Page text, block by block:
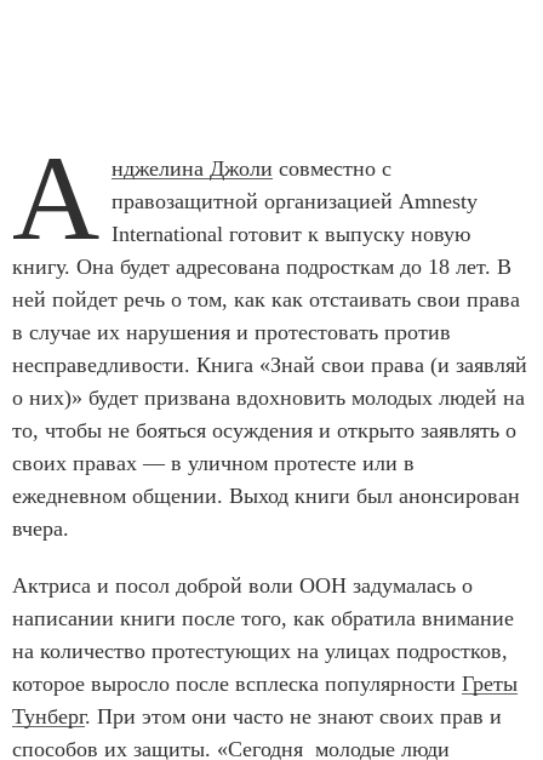
А нджелина Джоли совместно с
правозащитной организацией Amnesty
International готовит к выпуску новую
книгу. Она будет адресована подросткам до 18 лет. В
ней пойдет речь о том, как как отстаивать свои права
в случае их нарушения и протестовать против
несправедливости. Книга «Знай свои права (и заявляй
о них)» будет призвана вдохновить молодых людей на
то, чтобы не бояться осуждения и открыто заявлять о
своих правах — в уличном протесте или в
ежедневном общении. Выход книги был анонсирован
вчера.
Актриса и посол доброй воли ООН задумалась о
написании книги после того, как обратила внимание
на количество протестующих на улицах подростков,
которое выросло после всплеска популярности Греты
Тунберг. При этом они часто не знают своих прав и
способов их защиты. «Сегодня молодые люди